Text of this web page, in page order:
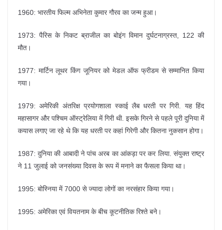
1960: भारतीय फिल्म अभिनेता कुमार गौरव का जन्म हुआ।
1973: पैरिस के निकट ब्राजील का बोइंग विमान दुर्घटनाग्रस्त, 122 की
मौत।
1977: मार्टिन लूथर किंग जूनियर को मेडल ऑफ फ्रीडम से सम्मानित किया
गया।
1979: अमेरिकी अंतरिक्ष प्रयोगशाला स्काई लैब धरती पर गिरी. यह हिंद
महासागर और पश्चिम ऑस्ट्रेलिया में गिरी थी. इसके गिरने से पहले पूरी दुनिया में
कयास लगाए जा रहे थे कि यह धरती पर कहां गिरेगी और कितना नुकसान होगा।
1987: दुनिया की आबादी ने पांच अरब का आंकड़ा पर कर लिया. संयुक्त राष्ट्र
ने 11 जुलाई को जनसंख्या दिवस के रूप में मनाने का फैसला किया था।
1995: बोस्निया में 7000 से ज्यादा लोगों का नरसंहार किया गया।
1995: अमेरिका एवं वियतनाम के बीच कूटनीतिक रिश्ते बने।